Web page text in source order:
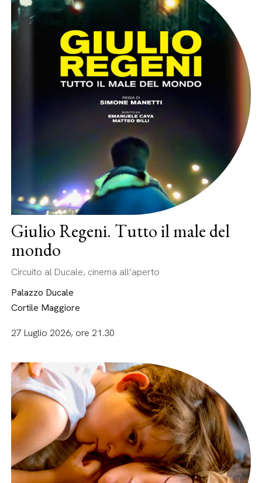
Giulio Regeni. Tutto il male del
mondo
Circuito al Ducale, cinema all’aperto
Palazzo Ducale
Cortile Maggiore
27 Luglio 2026, ore 21.30